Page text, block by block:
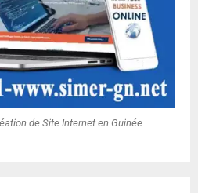
de Site Internet en Guinée